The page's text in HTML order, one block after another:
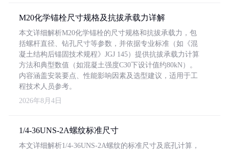
M20化学锚栓尺寸规格及抗拔承载力详解
本文详细解析M20化学锚栓的尺寸规格和抗拔承载力，包
括螺杆直径、钻孔尺寸等参数，并依据专业标准（如《混
凝土结构后锚固技术规程》JGJ 145）提供抗拔承载力计算
方法和典型数值（如混凝土强度C30下设计值约80kN）。
内容涵盖安装要点、性能影响因素及选型建议，适用于工
程技术人员参考。
2026年8月4日
1/4-36UNS-2A螺纹标准尺寸
本文详细解析1/4-36UNS-2A螺纹的标准尺寸及底孔计算，